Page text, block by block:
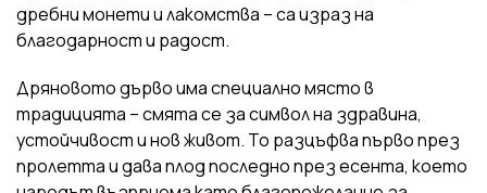
дребни монети и лакомства – са израз на
благодарност и радост.
Дряновото дърво има специално място в
традицията – смята се за символ на здравина,
устойчивост и нов живот. То разцъфва първо през
пролетта и дава плод последно през есента, което